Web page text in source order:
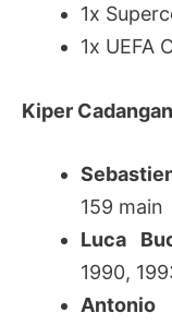
1x
1x UEFA
Kiper
159 main
Luca
1990,
Antonio